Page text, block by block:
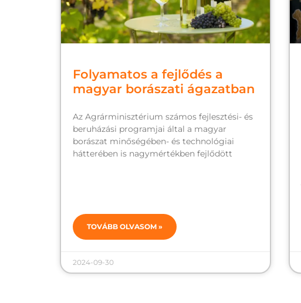
Folyamatos a fejlődés a
magyar borászati ágazatban
Az Agrárminisztérium számos fejlesztési- és
beruházási programjai által a magyar
borászat minőségében- és technológiai
hátterében is nagymértékben fejlődött
TOVÁBB OLVASOM »
2024-09-30